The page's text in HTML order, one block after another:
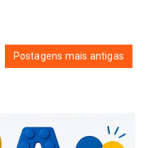
Postagens mais antigas